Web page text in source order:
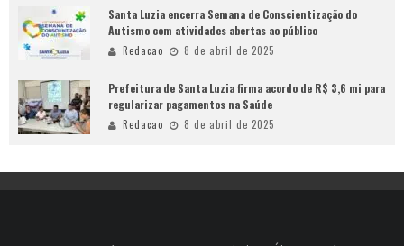
Santa Luzia encerra Semana de Conscientização do
Autismo com atividades abertas ao público
Redacao 8 de abril de 2025
Prefeitura de Santa Luzia firma acordo de R$ 3,6 mi para
regularizar pagamentos na Saúde
Redacao 8 de abril de 2025